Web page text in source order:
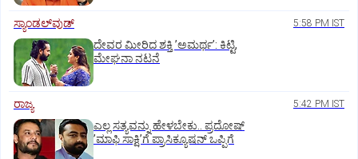
ಸ್ಯಾಂಡಲ್‌ವುಡ್‌ 5:58 PM IST
ದೇವರ ಮೀರಿದ ಶಕ್ತಿ ʼಅಮರ್ಥʼ: ಕಿಟ್ಟಿ,
ಮೇಘನಾ ನಟನೆ
ರಾಜ್ಯ 5:42 PM IST
ಎಲ್ಲ ಸತ್ಯವನ್ನು ಹೇಳಬೇಕು.. ಪ್ರದೋಷ್‌
ʼಮಾಫಿ ಸಾಕ್ಷಿʼಗೆ ಪ್ರಾಸಿಕ್ಯೂಷನ್ ಒಪ್ಪಿಗೆ